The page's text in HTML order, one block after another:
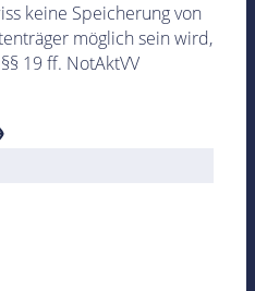
Beurkundung
keine Speicherung von
möglich sein wird,
19 ff. NotAktVV